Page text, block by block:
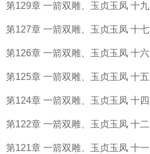
第129章 一箭双雕、玉贞玉凤 十九
第127章 一箭双雕、玉贞玉凤 十七
第126章 一箭双雕、玉贞玉凤 十六
第125章 一箭双雕、玉贞玉凤 十五
第124章 一箭双雕、玉贞玉凤 十四
第122章 一箭双雕、玉贞玉凤 十二
第121章 一箭双雕、玉贞玉凤 十一